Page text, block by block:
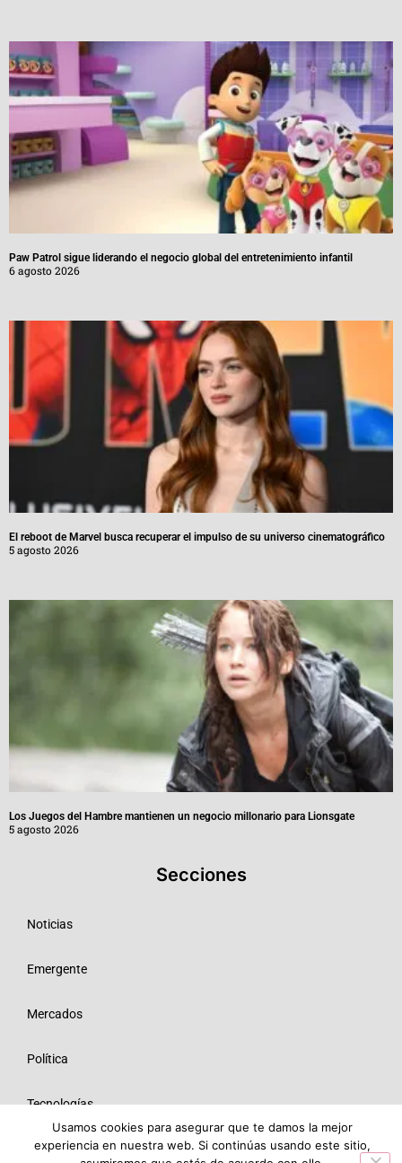
Paw Patrol sigue liderando el negocio global del entretenimiento infantil
6 agosto 2026
El reboot de Marvel busca recuperar el impulso de su universo cinematográfico
5 agosto 2026
Los Juegos del Hambre mantienen un negocio millonario para Lionsgate
5 agosto 2026
Secciones
Noticias
Emergente
Mercados
Política
Tecnologías
Opinión
Usamos cookies para asegurar que te damos la mejor
experiencia en nuestra web. Si continúas usando este sitio,